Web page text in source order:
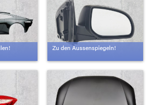
Zu den Aussenspiegeln!